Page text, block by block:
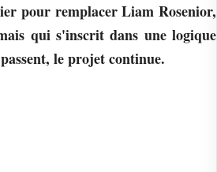
pour remplacer Liam Rosenior,
qui s'inscrit dans une logique
le projet continue.